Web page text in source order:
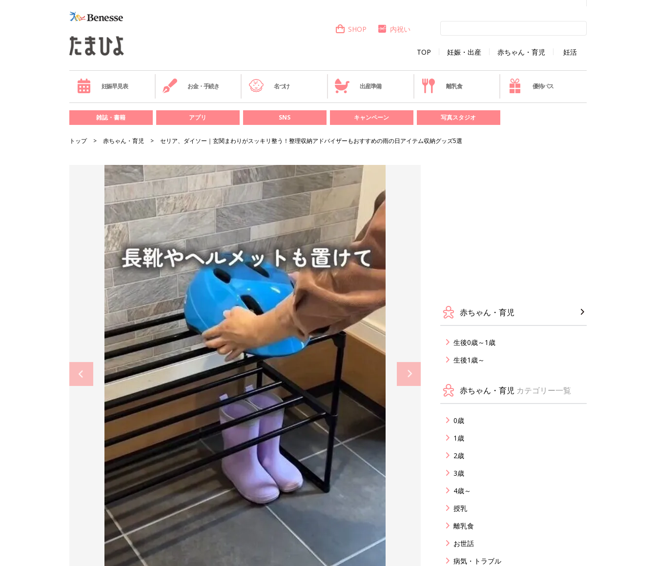
TOP 妊娠・出産 赤ちゃん・育児 妊活
SHOP 内祝い
妊娠早見表 お金・手続き 名づけ 出産準備 離乳食 優待パス
雑誌・書籍 アプリ SNS キャンペーン 写真スタジオ
トップ 赤ちゃん・育児 セリア、ダイソー｜玄関まわりがスッキリ整う！整理収納アドバイザーもおすすめの雨の日アイテム収納グッズ5選
赤ちゃん・育児
生後0歳～1歳
生後1歳～
赤ちゃん・育児 カテゴリー一覧
0歳
1歳
2歳
3歳
4歳～
授乳
離乳食
お世話
病気・トラブル